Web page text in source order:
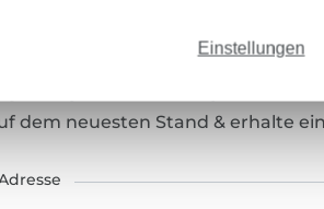
DU IMMER AUF DEM
dem neuesten Stand & erhalte
Einstellungen